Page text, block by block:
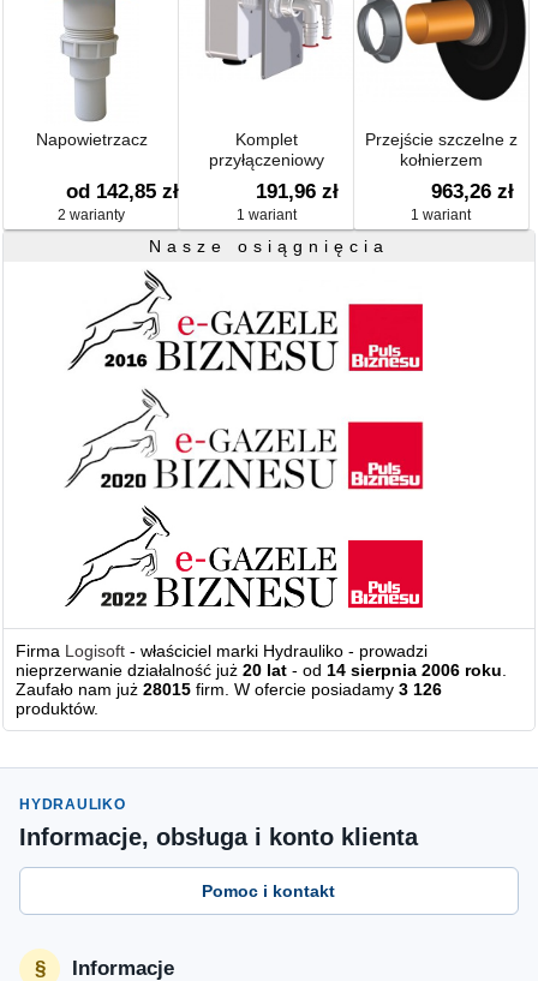
Napowietrzacz
od 142,85 zł
2 warianty
Komplet
przyłączeniowy
podwójny do
podłączenia dwóch
urządzeń, pasujący do
korpusu syfonu
HL4000.0
191,96 zł
1 wariant
Przejście szczelne z
kołnierzem
bitumicznym
963,26 zł
1 wariant
Nasze osiągnięcia
Firma Logisoft - właściciel marki Hydrauliko - prowadzi
nieprzerwanie działalność już20 lat - od 14 sierpnia 2006 roku
Zaufało nam już28015 firm. W ofercie posiadamy3 126
produktów.
HYDRAULIKO
Informacje, obsługa i konto klienta
Pomoc i kontakt
Informacje